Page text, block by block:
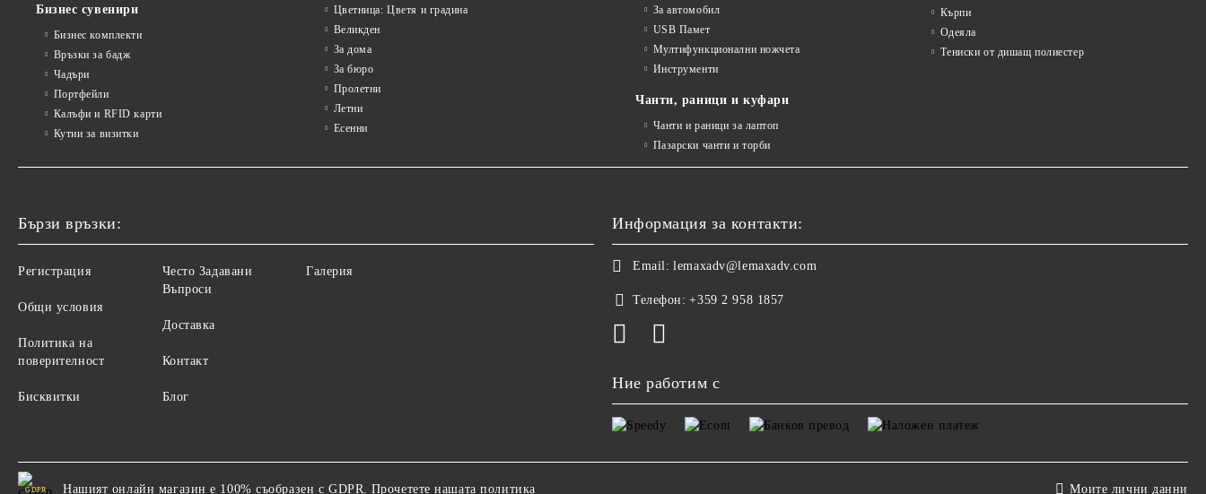
Бизнес сувенири
Бизнес комплекти
Връзки за бадж
Чадъри
Портфейли
Калъфи и RFID карти
Кутии за визитки
Цветница: Цветя и градина
Великден
За дома
За бюро
Пролетни
Летни
Есенни
За автомобил
USB Памет
Мултифункционални ножчета
Инструменти
Чанти, раници и куфари
Чанти и раници за лаптоп
Пазарски чанти и торби
Кърпи
Одеяла
Тениски от дишащ полиестер
Бързи връзки:
Регистрация
Общи условия
Политика на
поверителност
Бисквитки
Често Задавани
Въпроси
Доставка
Контакт
Блог
Галерия
Информация за контакти:
Email: lemaxadv@lemaxadv.com
Телефон: +359 2 958 1857
Ние работим с
GDPR Нашият онлайн магазин е 100% съобразен с GDPR. Прочетете нашата политика Моите лични данни